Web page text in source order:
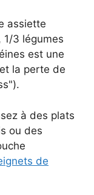
assiette
1/3 légumes
est une
la perte de
à des plats
ou des
de